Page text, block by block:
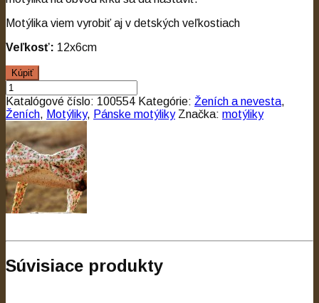
Motýlika viem vyrobiť aj v detských veľkostiach
Veľkosť: 12x6cm
Kúpiť
Katalógové číslo: 100554 Kategórie: Ženích a nevesta,
Ženích, Motýliky, Pánske motýliky Značka: motýliky
Súvisiace produkty